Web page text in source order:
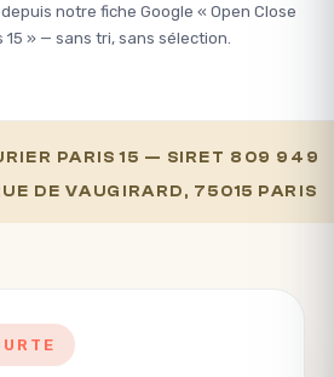
notre fiche Google « Open Close
15 » — sans tri, sans sélection.
PARIS 15 — SIRET 809 949
DE VAUGIRARD, 75015 PARIS